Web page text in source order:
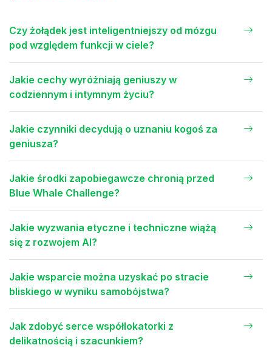
Czy żołądek jest inteligentniejszy od mózgu
pod względem funkcji w ciele?
Jakie cechy wyróżniają geniuszy w
codziennym i intymnym życiu?
Jakie czynniki decydują o uznaniu kogoś za
geniusza?
Jakie środki zapobiegawcze chronią przed
Blue Whale Challenge?
Jakie wyzwania etyczne i techniczne wiążą
się z rozwojem AI?
Jakie wsparcie można uzyskać po stracie
bliskiego w wyniku samobójstwa?
Jak zdobyć serce współlokatorki z
delikatnością i szacunkiem?